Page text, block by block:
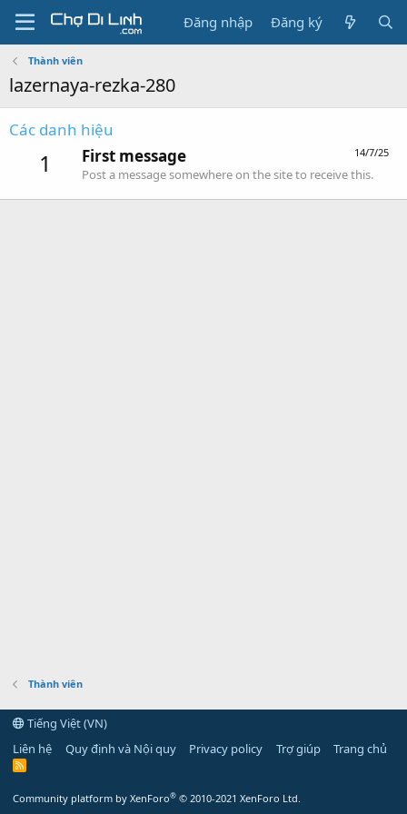
Đăng nhập Đăng ký
Thành viên
lazernaya-rezka-280
Các danh hiệu
1 14/7/25
First message
Post a message somewhere on the site to receive this.
Thành viên
Tiếng Việt (VN)
Liên hệ
Quy định và Nội quy Privacy policy Trợ giúp Trang chủ
R
Community platform by XenForo® © 2010-2021 XenForo Ltd.